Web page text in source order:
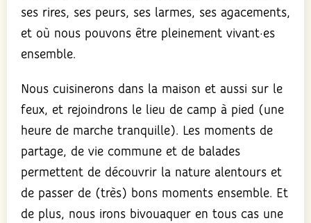
ses rires, ses peurs, ses larmes, ses agacements,
et où nous pouvons être pleinement vivant·es
ensemble.
Nous cuisinerons dans la maison et aussi sur le
feux, et rejoindrons le lieu de camp à pied (une
heure de marche tranquille). Les moments de
partage, de vie commune et de balades
permettent de découvrir la nature alentours et
de passer de (très) bons moments ensemble. Et
de plus, nous irons bivouaquer en tous cas une